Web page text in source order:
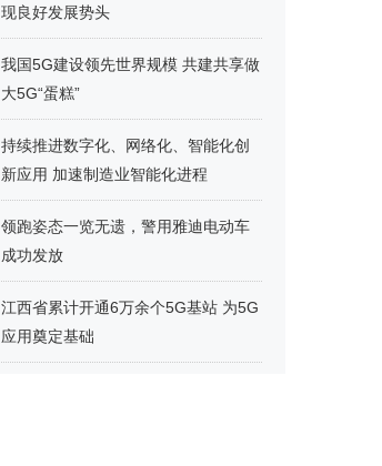
现良好发展势头
我国5G建设领先世界规模 共建共享做
大5G“蛋糕”
持续推进数字化、网络化、智能化创
新应用 加速制造业智能化进程
领跑姿态一览无遗，警用雅迪电动车
成功发放
江西省累计开通6万余个5G基站 为5G
应用奠定基础